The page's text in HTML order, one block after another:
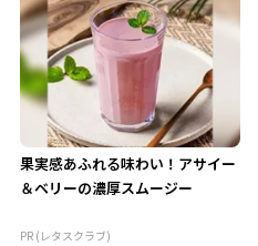
果実感あふれる味わい！アサイー
＆ベリーの濃厚スムージー
PR (レタスクラブ)